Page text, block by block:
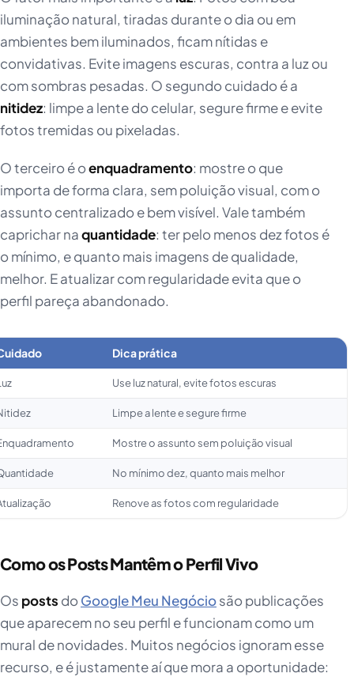
iluminação natural, tiradas durante o dia ou em
ambientes bem iluminados, ficam nítidas e
convidativas. Evite imagens escuras, contra a luz ou
com sombras pesadas. O segundo cuidado é a
nitidez: limpe a lente do celular, segure firme e evite
fotos tremidas ou pixeladas.
O terceiro é oenquadramento: mostre o que
importa de forma clara, sem poluição visual, com o
assunto centralizado e bem visível. Vale também
caprichar naquantidade: ter pelo menos dez fotos é
o mínimo, e quanto mais imagens de qualidade,
melhor. E atualizar com regularidade evita que o
perfil pareça abandonado.
Dica prática
Use luz natural, evite fotos escuras
Limpe a lente e segure firme
Mostre o assunto sem poluição visual
No mínimo dez, quanto mais melhor
Renove as fotos com regularidade
Como os Posts Mantêm o Perfil Vivo
Os posts doGoogle Meu Negóciosão publicações
que aparecem no seu perfil e funcionam como um
mural de novidades. Muitos negócios ignoram esse
recurso, e é justamente aí que mora a oportunidade: